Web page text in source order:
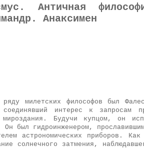
Античная
Анаксимен
ряду милетских философов был
соединявший интерес к запросам
мироздания. Будучи купцом, он
Он был гидроинженером,
астрономических приборов.
солнечного затмения,